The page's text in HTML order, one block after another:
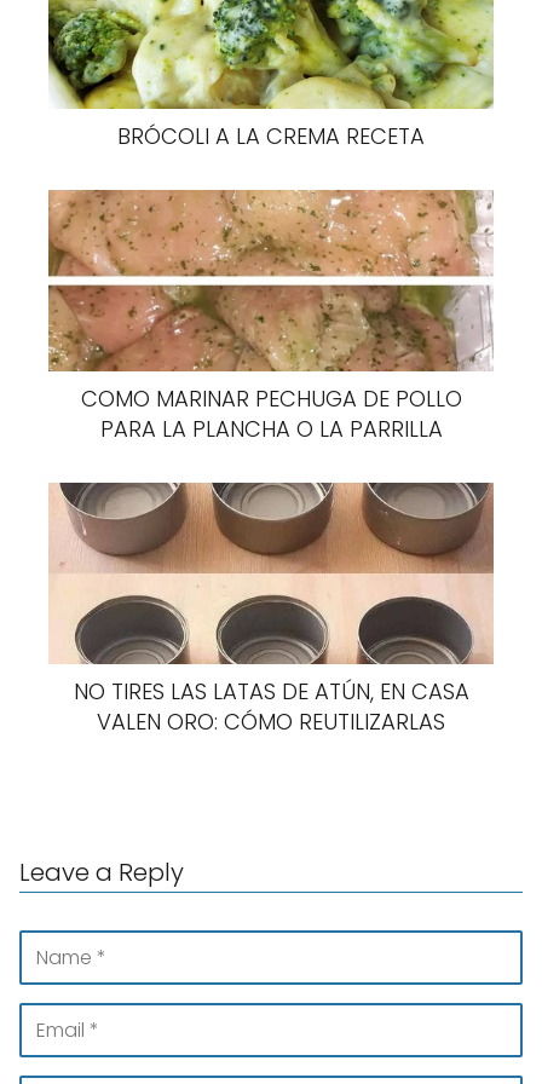
abdomen durante 1,5-2 horas. Esta
limpieza del hígado se realiza una vez
por semana por un período de cuatro
semanas, dos veces por año.
dos días seguidos. Haz esto durante una
semana y comenzarás a sentir los resultados
positivos. Reducir significativamente el
consumo de alimentos grasos y suspender el
consumo de alcohol durante 1 semana son
importantes para este tratamiento.
BRÓCOLI A LA CREMA RECETA
COMO MARINAR PECHUGA DE POLLO
PARA LA PLANCHA O LA PARRILLA
NO TIRES LAS LATAS DE ATÚN, EN CASA
VALEN ORO: CÓMO REUTILIZARLAS
Leave a Reply